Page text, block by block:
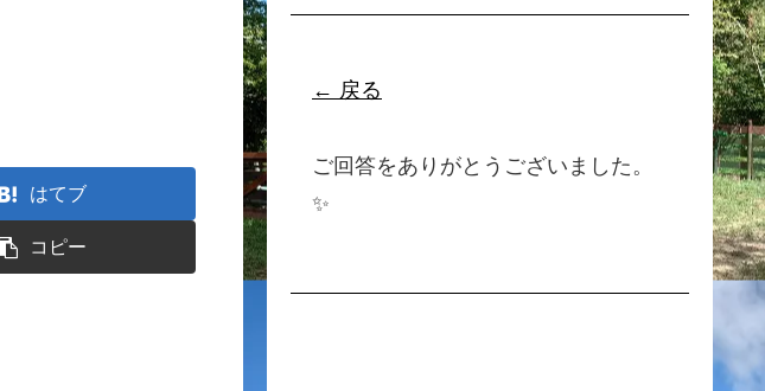
はてブ
コピー
← 戻る
ご回答をありがとうございました。
✨